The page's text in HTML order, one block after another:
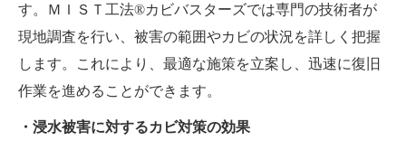
す。ＭＩＳＴ工法®カビバスターズでは専門の技術者が
現地調査を行い、被害の範囲やカビの状況を詳しく把握
します。これにより、最適な施策を立案し、迅速に復旧
作業を進めることができます。
・浸水被害に対するカビ対策の効果